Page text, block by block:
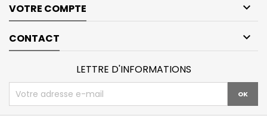
VOTRE COMPTE 
CONTACT 
LETTRE D'INFORMATIONS